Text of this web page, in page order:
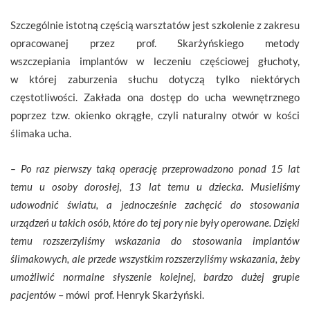
Szczególnie istotną częścią warsztatów jest szkolenie z zakresu
opracowanej przez prof. Skarżyńskiego metody
wszczepiania implantów w leczeniu częściowej głuchoty,
w której zaburzenia słuchu dotyczą tylko niektórych
częstotliwości. Zakłada ona dostęp do ucha wewnętrznego
poprzez tzw. okienko okrągłe, czyli naturalny otwór w kości
ślimaka ucha.
– Po raz pierwszy taką operację przeprowadzono ponad 15 lat
temu u osoby dorosłej, 13 lat temu u dziecka. Musieliśmy
udowodnić światu, a jednocześnie zachęcić do stosowania
urządzeń u takich osób, które do tej pory nie były operowane. Dzięki
temu rozszerzyliśmy wskazania do stosowania implantów
ślimakowych, ale przede wszystkim rozszerzyliśmy wskazania, żeby
umożliwić normalne słyszenie kolejnej, bardzo dużej grupie
pacjentów – mówi prof. Henryk Skarżyński.